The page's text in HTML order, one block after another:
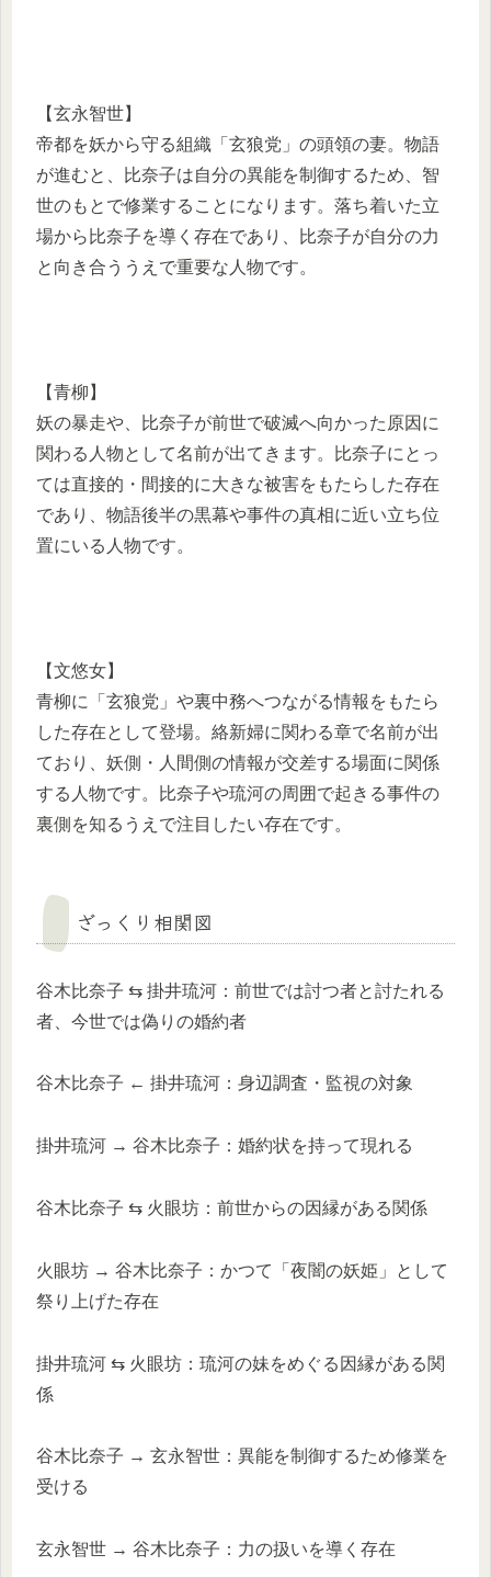
【玄永智世】
帝都を妖から守る組織「玄狼党」の頭領の妻。物語
が進むと、比奈子は自分の異能を制御するため、智
世のもとで修業することになります。落ち着いた立
場から比奈子を導く存在であり、比奈子が自分の力
と向き合ううえで重要な人物です。
【青柳】
妖の暴走や、比奈子が前世で破滅へ向かった原因に
関わる人物として名前が出てきます。比奈子にとっ
ては直接的・間接的に大きな被害をもたらした存在
であり、物語後半の黒幕や事件の真相に近い立ち位
置にいる人物です。
【文悠女】
青柳に「玄狼党」や裏中務へつながる情報をもたら
した存在として登場。絡新婦に関わる章で名前が出
ており、妖側・人間側の情報が交差する場面に関係
する人物です。比奈子や琉河の周囲で起きる事件の
裏側を知るうえで注目したい存在です。
ざっくり相関図
谷木比奈子 ⇆ 掛井琉河：前世では討つ者と討たれる
者、今世では偽りの婚約者
谷木比奈子 ← 掛井琉河：身辺調査・監視の対象
掛井琉河 → 谷木比奈子：婚約状を持って現れる
谷木比奈子 ⇆ 火眼坊：前世からの因縁がある関係
火眼坊 → 谷木比奈子：かつて「夜闇の妖姫」として
祭り上げた存在
掛井琉河 ⇆ 火眼坊：琉河の妹をめぐる因縁がある関
係
谷木比奈子 → 玄永智世：異能を制御するため修業を
受ける
玄永智世 → 谷木比奈子：力の扱いを導く存在